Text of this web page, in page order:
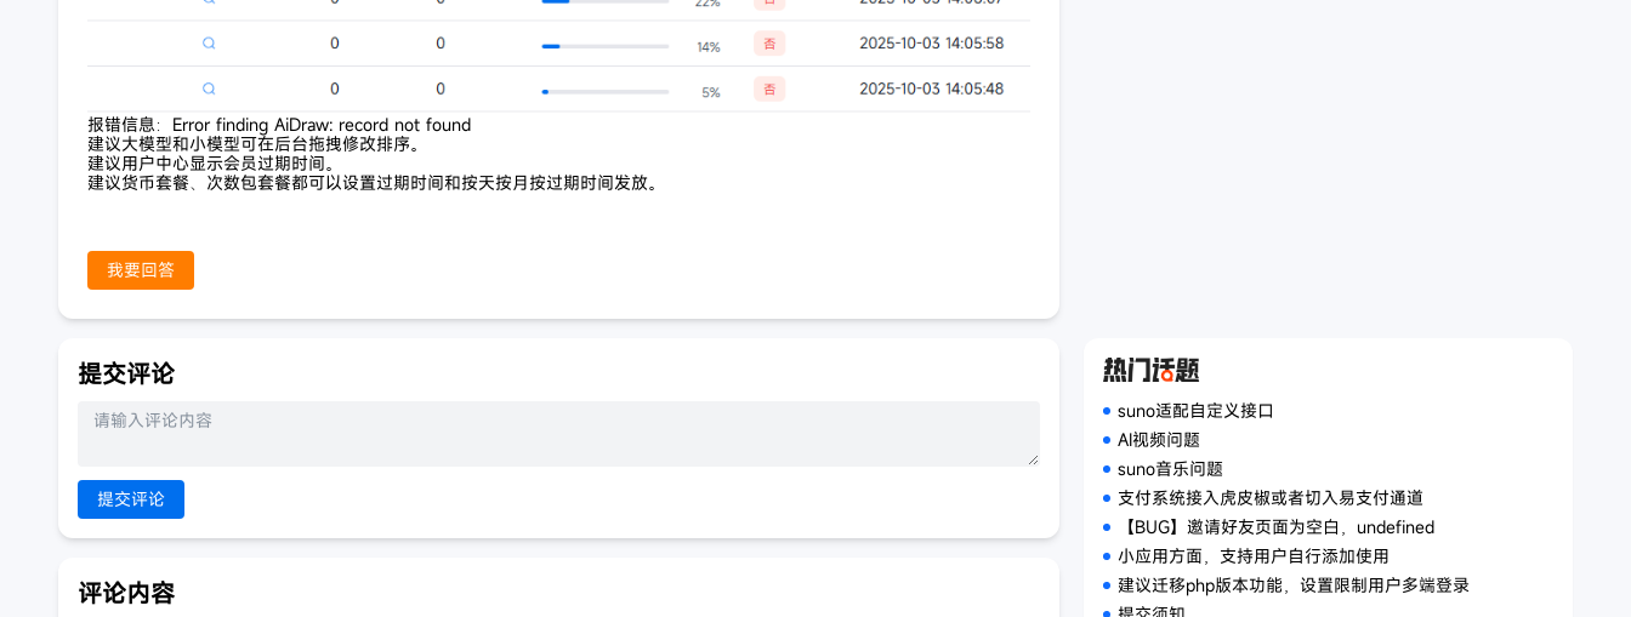
报错信息：Error finding AiDraw: record not found
建议大模型和小模型可在后台拖拽修改排序。
建议用户中心显示会员过期时间。
建议货币套餐、次数包套餐都可以设置过期时间和按天按月按过期时间发放。
我要回答
提交评论
提交评论
评论内容
suno适配自定义接口
AI视频问题
suno音乐问题
支付系统接入虎皮椒或者切入易支付通道
【BUG】邀请好友页面为空白，undefined
小应用方面，支持用户自行添加使用
建议迁移php版本功能，设置限制用户多端登录